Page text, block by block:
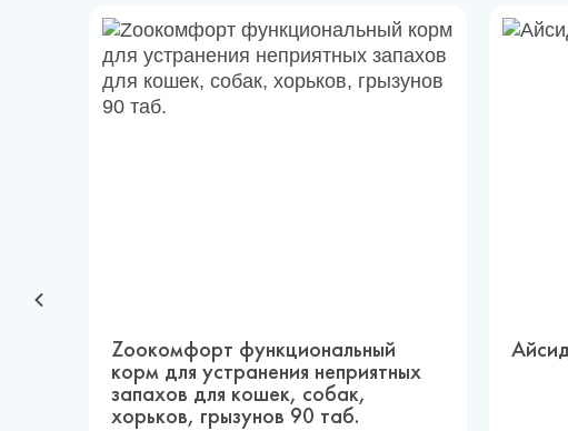
Zоокомфорт функциональный
корм для устранения неприятных
запахов для кошек, собак,
хорьков, грызунов 90 таб.